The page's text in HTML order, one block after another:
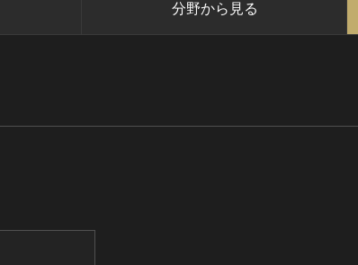
分野から見る